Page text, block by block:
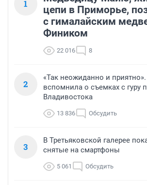
1
цепи в Приморье,
с гималайским
Фиником
22 016 8
2
«Так неожиданно и
вспомнила о съемках с гуру
Владивостока
13 836 Обсудить
3
В Третьяковской галерее
снятые на смартфоны
5 061 Обсудить